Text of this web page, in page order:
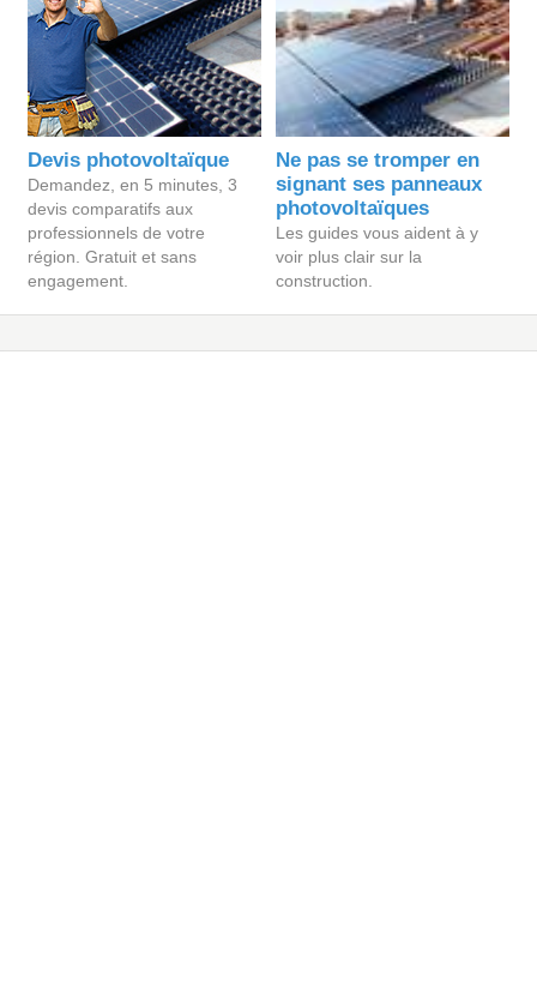
Devis photovoltaïque
Demandez, en 5 minutes, 3
devis comparatifs aux
professionnels de votre
région. Gratuit et sans
engagement.
Ne pas se tromper en
signant ses panneaux
photovoltaïques
Les guides vous aident à y
voir plus clair sur la
construction.